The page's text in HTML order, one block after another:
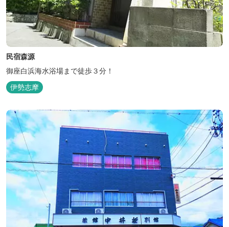
民宿森源
御座白浜海水浴場まで徒歩３分！
伊勢志摩